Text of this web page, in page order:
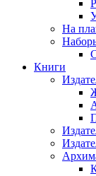
На
Книги